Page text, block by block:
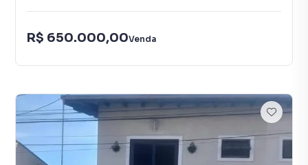
R$ 650.000,00Venda